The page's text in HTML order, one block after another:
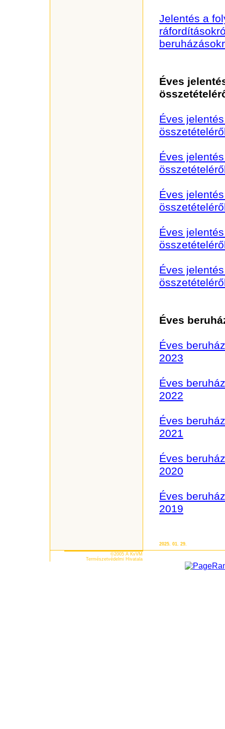
Jelentés a
Éves
Éves
Éves
Éves
Éves
Éves
Éves
Éves
2023
Éves
2022
Éves
2021
Éves
2020
Éves
2019
2025. 01. 29.
©2005 A KvVM
Természetvédelmi Hivatala